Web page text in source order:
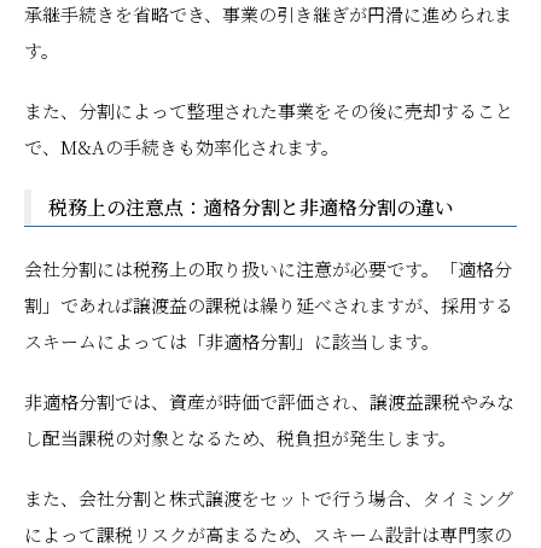
承継手続きを省略でき、事業の引き継ぎが円滑に進められま
す。
また、分割によって整理された事業をその後に売却すること
で、M&Aの手続きも効率化されます。
税務上の注意点：適格分割と非適格分割の違い
会社分割には税務上の取り扱いに注意が必要です。「適格分
割」であれば譲渡益の課税は繰り延べされますが、採用する
スキームによっては「非適格分割」に該当します。
非適格分割では、資産が時価で評価され、譲渡益課税やみな
し配当課税の対象となるため、税負担が発生します。
また、会社分割と株式譲渡をセットで行う場合、タイミング
によって課税リスクが高まるため、スキーム設計は専門家の